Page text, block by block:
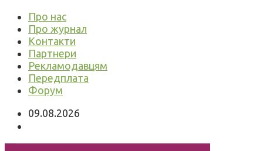
Про нас
Про журнал
Контакти
Партнери
Рекламодавцям
Передплата
Форум
09.08.2026